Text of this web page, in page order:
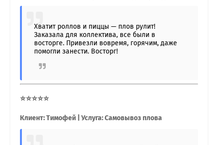
Хватит роллов и пиццы — плов рулит!
Заказала для коллектива, все были в
восторге. Привезли вовремя, горячим, даже
помогли занести. Восторг!
⭐⭐⭐⭐⭐
Клиент: Тимофей | Услуга: Самовывоз плова